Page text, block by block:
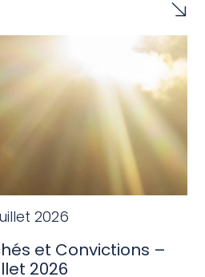
2026
et Convictions –
2026